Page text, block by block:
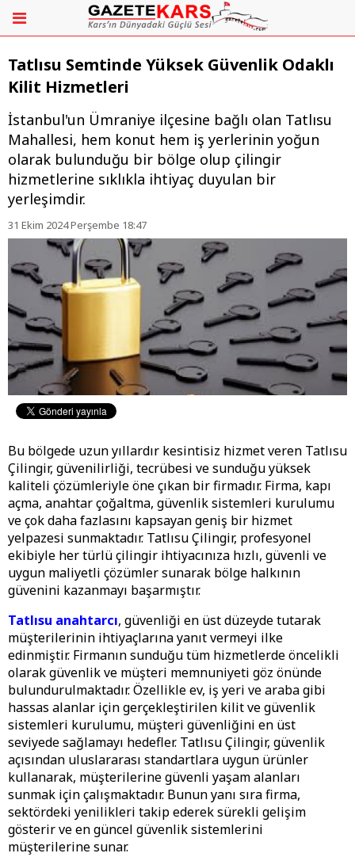
Tatlısu Semtinde Yüksek Güvenlik Odaklı
Kilit Hizmetleri
İstanbul'un Ümraniye ilçesine bağlı olan Tatlısu
Mahallesi, hem konut hem iş yerlerinin yoğun
olarak bulunduğu bir bölge olup çilingir
hizmetlerine sıklıkla ihtiyaç duyulan bir
yerleşimdir.
31 Ekim 2024 Perşembe 18:47
Bu bölgede uzun yıllardır kesintisiz hizmet veren Tatlısu
Çilingir, güvenilirliği, tecrübesi ve sunduğu yüksek
kaliteli çözümleriyle öne çıkan bir firmadır. Firma, kapı
açma, anahtar çoğaltma, güvenlik sistemleri kurulumu
ve çok daha fazlasını kapsayan geniş bir hizmet
yelpazesi sunmaktadır. Tatlısu Çilingir, profesyonel
ekibiyle her türlü çilingir ihtiyacınıza hızlı, güvenli ve
uygun maliyetli çözümler sunarak bölge halkının
güvenini kazanmayı başarmıştır.
Tatlısu anahtarcı, güvenliği en üst düzeyde tutarak
müşterilerinin ihtiyaçlarına yanıt vermeyi ilke
edinmiştir. Firmanın sunduğu tüm hizmetlerde öncelikli
olarak güvenlik ve müşteri memnuniyeti göz önünde
bulundurulmaktadır. Özellikle ev, iş yeri ve araba gibi
hassas alanlar için gerçekleştirilen kilit ve güvenlik
sistemleri kurulumu, müşteri güvenliğini en üst
seviyede sağlamayı hedefler. Tatlısu Çilingir, güvenlik
açısından uluslararası standartlara uygun ürünler
kullanarak, müşterilerine güvenli yaşam alanları
sunmak için çalışmaktadır. Bunun yanı sıra firma,
sektördeki yenilikleri takip ederek sürekli gelişim
gösterir ve en güncel güvenlik sistemlerini
müşterilerine sunar.